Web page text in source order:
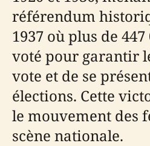
référendum
1937 où plus de
voté pour garantir
vote et de se
élections. Cette
le mouvement des
scène nationale.